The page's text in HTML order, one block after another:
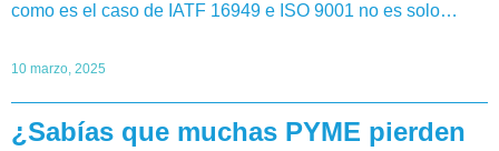
como es el caso de IATF 16949 e ISO 9001 no es solo…
10 marzo, 2025
¿Sabías que muchas PYME pierden